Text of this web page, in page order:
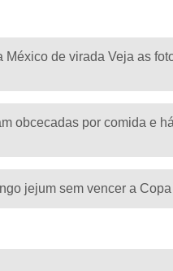
de virada Veja as
obcecadas por comida e
jejum sem vencer a